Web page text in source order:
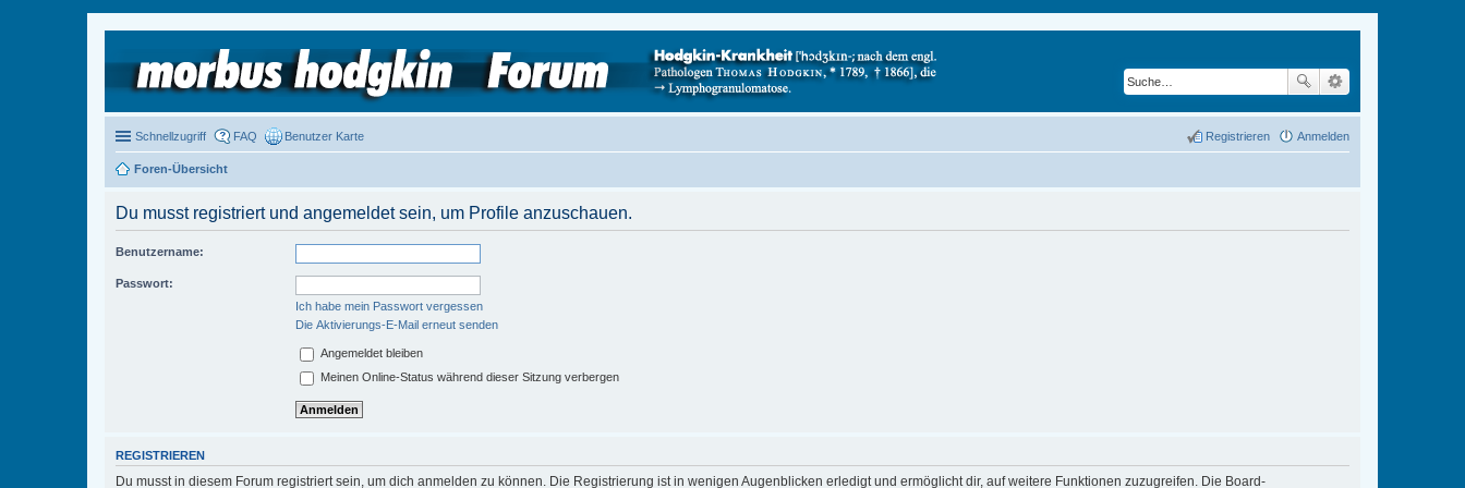
Schnellzugriff FAQ Benutzer Karte Anmelden
Registrieren
Foren-Übersicht
Du musst registriert und angemeldet sein, um Profile anzuschauen.
Benutzername:
Passwort:
Ich habe mein Passwort vergessen
Die Aktivierungs-E-Mail erneut senden
Angemeldet bleiben
Meinen Online-Status während dieser Sitzung verbergen
REGISTRIEREN
Du musst in diesem Forum registriert sein, um dich anmelden zu können. Die Registrierung ist in wenigen Augenblicken erledigt und ermöglicht dir, auf weitere Funktionen zuzugreifen. Die Board-